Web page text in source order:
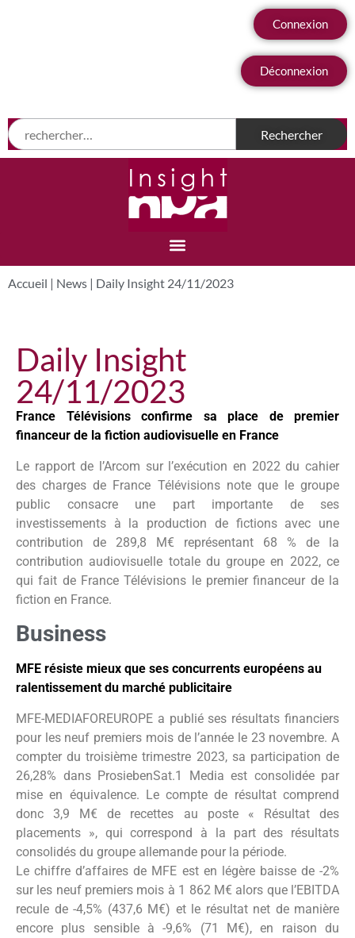
Connexion
Déconnexion
Accueil | News | Daily Insight 24/11/2023
Daily Insight
24/11/2023
France Télévisions confirme sa place de premier
financeur de la fiction audiovisuelle en France
Le rapport de l’Arcom sur l’exécution en 2022 du cahier
des charges de France Télévisions note que le groupe
public consacre une part importante de ses
investissements à la production de fictions avec une
contribution de 289,8 M€ représentant 68 % de la
contribution audiovisuelle totale du groupe en 2022, ce
qui fait de France Télévisions le premier financeur de la
fiction en France.
Business
MFE résiste mieux que ses concurrents européens au
ralentissement du marché publicitaire
MFE-MEDIAFOREUROPE a publié ses résultats financiers
pour les neuf premiers mois de l’année le 23 novembre. A
compter du troisième trimestre 2023, sa participation de
26,28% dans ProsiebenSat.1 Media est consolidée par
mise en équivalence. Le compte de résultat comprend
donc 3,9 M€ de recettes au poste « Résultat des
placements », qui correspond à la part des résultats
consolidés du groupe allemande pour la période.
Le chiffre d’affaires de MFE est en légère baisse de -2%
sur les neuf premiers mois à 1 862 M€ alors que l’EBITDA
recule de -4,5% (437,6 M€) et le résultat net de manière
encore plus sensible à -9,6% (71 M€), en raison du